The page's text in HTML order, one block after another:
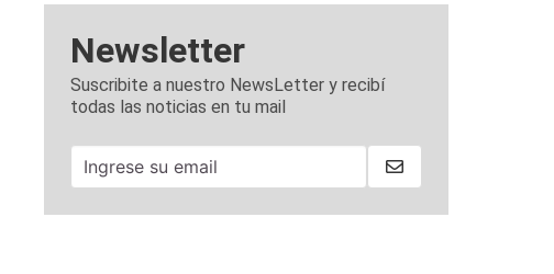
Newsletter
Suscribite a nuestro NewsLetter y recibí
todas las noticias en tu mail